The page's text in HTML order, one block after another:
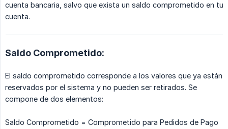
cuenta bancaria, salvo que exista un saldo comprometido en tu
cuenta.
Saldo Comprometido:
El saldo comprometido corresponde a los valores que ya están
reservados por el sistema y no pueden ser retirados. Se
compone de dos elementos:
Saldo Comprometido = Comprometido para Pedidos de Pago